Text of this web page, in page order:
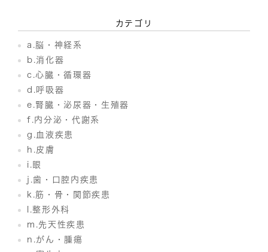
カテゴリ
a.脳・神経系
b.消化器
c.心臓・循環器
d.呼吸器
e.腎臓・泌尿器・生殖器
f.内分泌・代謝系
g.血液疾患
h.皮膚
i.眼
j.歯・口腔内疾患
k.筋・骨・関節疾患
l.整形外科
m.先天性疾患
n.がん・腫瘍